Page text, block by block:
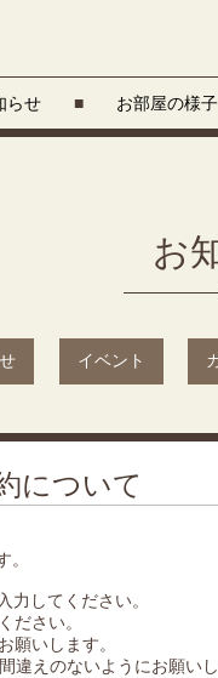
らせ ■ お部屋の様子
お
イベント
について
してください。
ださい。
願いします。
えのないようにお願いし